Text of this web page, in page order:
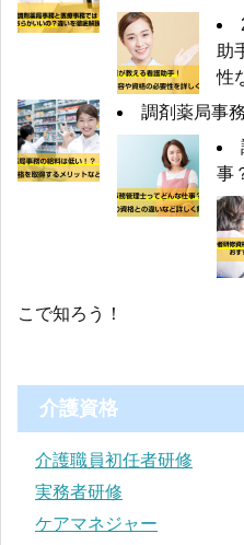
助
性
調剤薬局事
事
こで知ろう！
介護資格
介護職員初任者研修
実務者研修
ケアマネジャー